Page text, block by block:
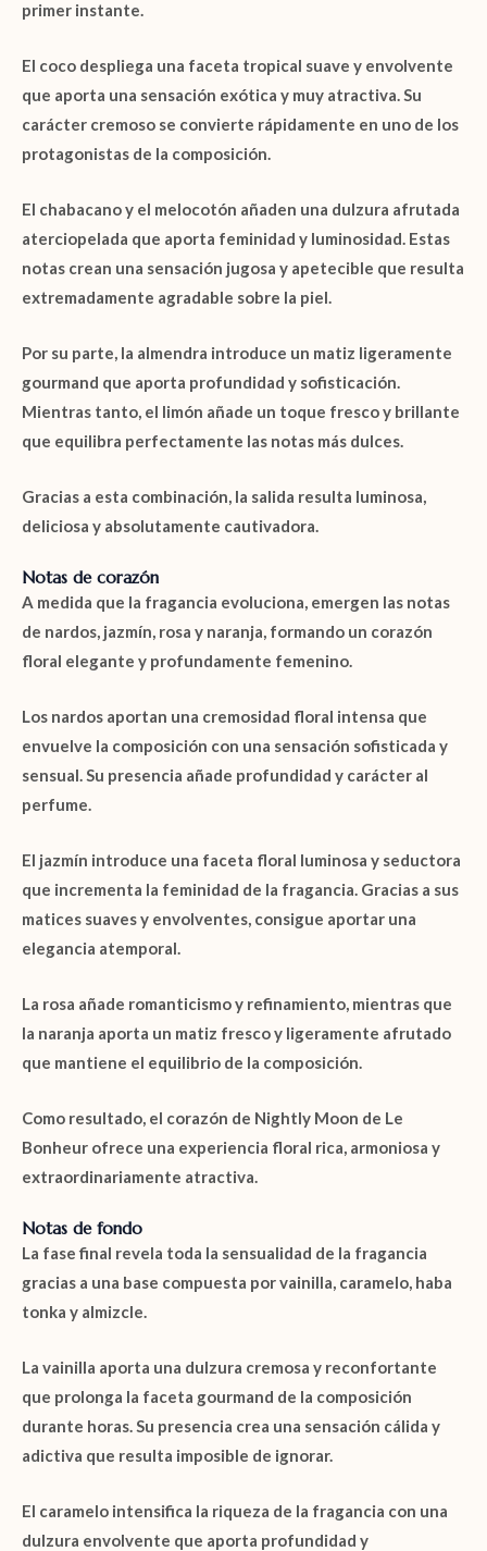
primer instante.
El coco despliega una faceta tropical suave y envolvente
que aporta una sensación exótica y muy atractiva. Su
carácter cremoso se convierte rápidamente en uno de los
protagonistas de la composición.
El chabacanoy el melocotón añaden una dulzura afrutada
aterciopelada que aporta feminidad y luminosidad. Estas
notas crean una sensación jugosa y apetecible que resulta
extremadamente agradable sobre la piel.
Por su parte, la almendra introduce un matiz ligeramente
gourmand que aporta profundidad y sofisticación.
Mientras tanto, el limón añade un toque fresco y brillante
que equilibra perfectamente las notas más dulces.
Gracias a esta combinación, la salida resulta luminosa,
deliciosa y absolutamente cautivadora.
Notas de corazón
A medida que la fragancia evoluciona, emergen las notas
de nardos, jazmín, rosa y naranja, formando un corazón
floral elegante y profundamente femenino.
Los nardos aportan una cremosidad floral intensa que
envuelve la composición con una sensación sofisticada y
sensual. Su presencia añade profundidad y carácter al
perfume.
El jazmín introduce una faceta floral luminosa y seductora
que incrementa la feminidad de la fragancia. Gracias a sus
matices suaves y envolventes, consigue aportar una
elegancia atemporal.
La rosa añade romanticismo y refinamiento, mientras que
la naranja aporta un matiz fresco y ligeramente afrutado
que mantiene el equilibrio de la composición.
Como resultado, el corazón de Nightly Moon de Le
Bonheur ofrece una experiencia floral rica, armoniosa y
extraordinariamente atractiva.
Notas de fondo
La fase final revela toda la sensualidad de la fragancia
gracias a una base compuesta porvainilla, caramelo, haba
tonka y almizcle.
La vainilla aporta una dulzura cremosa y reconfortante
que prolonga la faceta gourmand de la composición
durante horas. Su presencia crea una sensación cálida y
adictiva que resulta imposible de ignorar.
El caramelo intensifica la riqueza de la fragancia con una
dulzura envolvente que aporta profundidad y